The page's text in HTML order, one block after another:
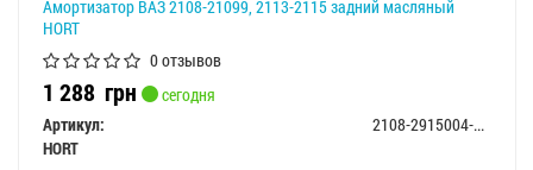
Амортизатор ВАЗ 2108-21099, 2113-2115 задний масляный
HORT
0 отзывов
1 288 грн
сегодня
Артикул:
2108-2915004-мас
HORT